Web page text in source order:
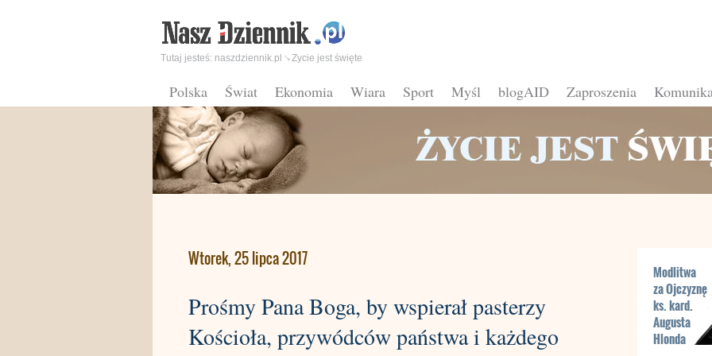
Polska Świat Ekonomia Wiara Sport Myśl blogAID Zaproszenia
Tutaj jesteś: naszdziennik.pl Zycie jest święte
Wtorek, 25 lipca 2017
Prośmy Pana Boga, by wspierał pasterzy
Kościoła, przywódców państwa i każdego
Modlitwa
za Ojczyznę
ks. kard.
Augusta
Hlonda